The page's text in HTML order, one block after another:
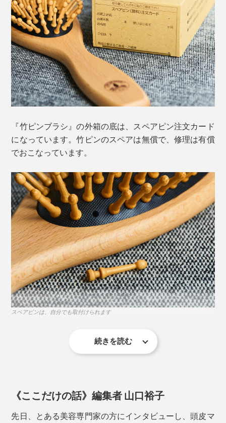
頭皮を痛めることがありますが、『竹ピンブラシ』なら
大丈夫。老若男女、誰が使っても、自然と心地いい力加
減。
使いやすい道具は、頭皮マッサージの習慣化を後押しし
てくれるはずです。
頭皮を細かく揺らす
ブラシを頭皮に対し直角に当て、少し圧をかけながら細
かく揺らします。ブラシを頭皮から離さず、頭皮を動か
す感覚で。
頭皮をパッティング
『竹ピンブラシ』の外箱の底は、スペアピン注文カード
になっています。竹ピンのスペアは無償で、修理は有償
でおこなっています。
スペアピンは、自分でも取付けられます
上、「サンエア」津村社長の信念。
全国から送られてくるブラシの修理を、80歳を超えた社
続きを読む
《ここだけの話》編集者 山口裕子
先日、とある美容専門家の方にインタビューし、頭皮マ